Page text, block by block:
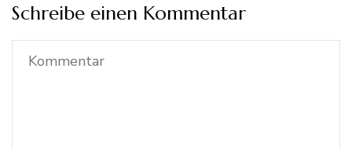
Schreibe einen Kommentar